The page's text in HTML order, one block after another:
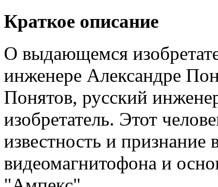
Краткое описание
О выдающемся
инженере Александре
Понятов, русский
изобретатель. Этот
известность и признание
видеомагнитофона и